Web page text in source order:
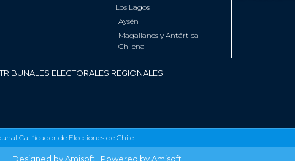
Los Lagos
Aysén
Magallanes y Antártica
Chilena
ELECTORALES REGIONALES
Calificador de Elecciones de Chile
Designed by Amisoft | Powered by Amisoft